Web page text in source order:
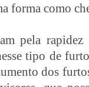
forma como
pela
tipo de
dos